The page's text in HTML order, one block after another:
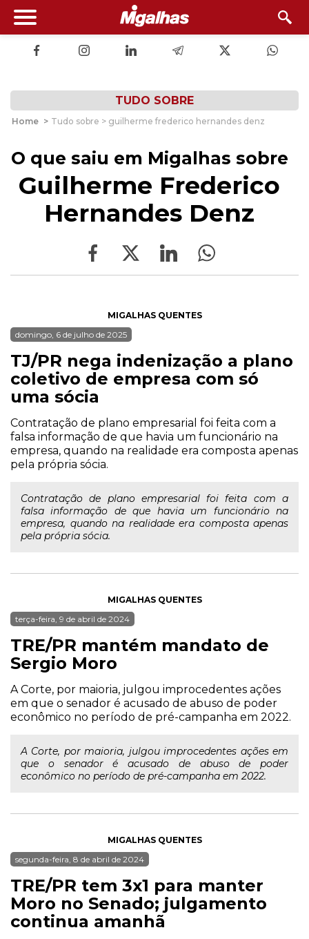
TUDO SOBRE
Home > Tudo sobre > guilherme frederico hernandes denz
O que saiu em Migalhas sobre
Guilherme Frederico
Hernandes Denz
MIGALHAS QUENTES
domingo, 6 de julho de 2025
TJ/PR nega indenização a plano
coletivo de empresa com só
uma sócia
Contratação de plano empresarial foi feita com a
falsa informação de que havia um funcionário na
empresa, quando na realidade era composta apenas
pela própria sócia.
Contratação de plano empresarial foi feita com a
falsa informação de que havia um funcionário na
empresa, quando na realidade era composta apenas
pela própria sócia.
MIGALHAS QUENTES
terça-feira, 9 de abril de 2024
TRE/PR mantém mandato de
Sergio Moro
A Corte, por maioria, julgou improcedentes ações
em que o senador é acusado de abuso de poder
econômico no período de pré-campanha em 2022.
A Corte, por maioria, julgou improcedentes ações em
que o senador é acusado de abuso de poder
econômico no período de pré-campanha em 2022.
MIGALHAS QUENTES
segunda-feira, 8 de abril de 2024
TRE/PR tem 3x1 para manter
Moro no Senado; julgamento
continua amanhã